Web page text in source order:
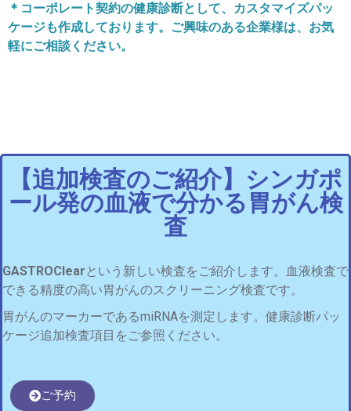
＊コーポレート契約の健康診断として、カスタマイズパッ
ケージも作成しております。ご興味のある企業様は、お気
軽にご相談ください。
【追加検査のご紹介】シンガポ
ール発の血液で分かる胃がん検
査​
GASTROClear という新しい検査をご紹介します。血液検査で
できる精度の高い胃がんのスクリーニング検査です。
胃がんのマーカーであるmiRNAを測定します。 健康診断パッ
ケージ追加検査項目をご参照ください。
ご予約